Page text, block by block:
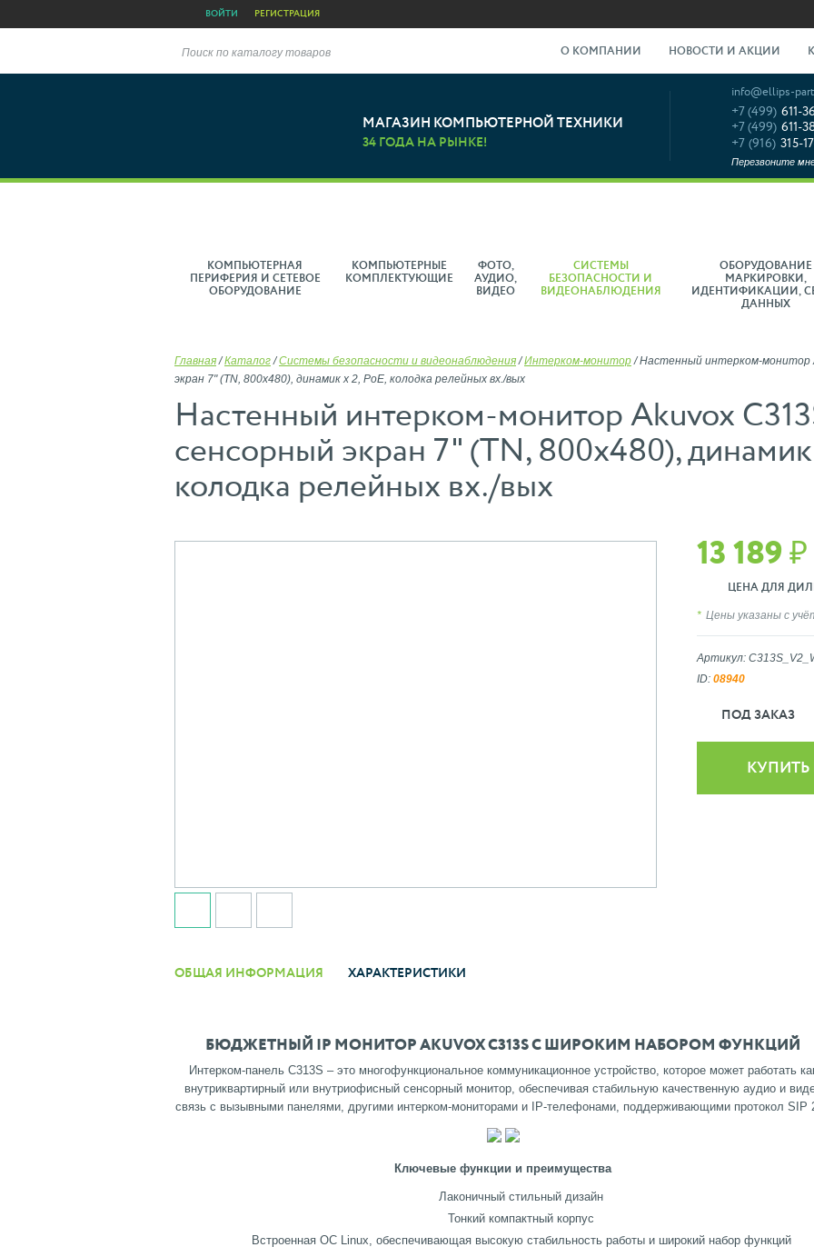
ВОЙТИ РЕГИСТРАЦИЯ
Поиск по каталогу товаров О КОМПАНИИ НОВОСТИ И АКЦИИ
МАГАЗИН КОМПЬЮТЕРНОЙ ТЕХНИКИ
34 ГОДА НА РЫНКЕ!
info@ellips-
+7 (499) 611-
+7 (499) 611-
+7 (916) 315-
Перезвоните
КОМПЬЮТЕРНАЯ
ПЕРИФЕРИЯ И СЕТЕВОЕ
ОБОРУДОВАНИЕ
КОМПЬЮТЕРНЫЕ
КОМПЛЕКТУЮЩИЕ
ФОТО,
АУДИО,
ВИДЕО
СИСТЕМЫ
БЕЗОПАСНОСТИ И
ВИДЕОНАБЛЮДЕНИЯ
ОБОРУДОВАНИЕ
МАРКИРОВКИ,
ИДЕНТИФИКАЦИИ,
ДАННЫХ
Главная /Каталог /Системы безопасности и видеонаблюдения /Интерком-монитор /Настенный интерком-монитор
экран 7" (TN, 800x480), динамик х 2, РоЕ, колодка релейных вх./вых
Настенный интерком-монитор Akuvox
сенсорный экран 7" (TN, 800x480), динамик
колодка релейных вх./вых
13 189 ₽
ЦЕНА ДЛЯ
Цены указаны с
Артикул:
ID: 08940
ПОД ЗАКАЗ
КУПИТЬ
ОБЩАЯ ИНФОРМАЦИЯ ХАРАКТЕРИСТИКИ
БЮДЖЕТНЫЙ IP МОНИТОР AKUVOX C313S С ШИРОКИМ НАБОРОМ ФУНКЦИЙ
Интерком-панель C313S – это многофункциональное коммуникационное устройство, которое может работать
внутриквартирный или внутриофисный сенсорный монитор, обеспечивая стабильную качественную аудио и
связь с вызывными панелями, другими интерком-мониторами и IP-телефонами, поддерживающими протокол SIP
Ключевые функции и преимущества
Лаконичный стильный дизайн
Тонкий компактный корпус
Встроенная ОС Linux, обеспечивающая высокую стабильность работы и широкий набор функций